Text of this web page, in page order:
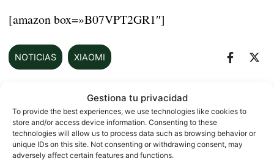
Gestiona tu privacidad
To provide the best experiences, we use technologies like cookies to
store and/or access device information. Consenting to these
technologies will allow us to process data such as browsing behavior or
unique IDs on this site. Not consenting or withdrawing consent, may
adversely affect certain features and functions.
[amazon box=»B07VPT2GR1″]
NOTICIAS XIAOMI
Sobre este autor